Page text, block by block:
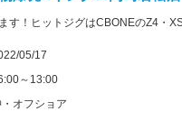
05/17
～13:00
オフショア